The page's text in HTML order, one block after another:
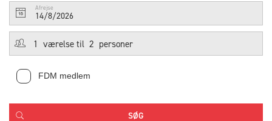
Afrejse
14/8/2026
FDM medlem